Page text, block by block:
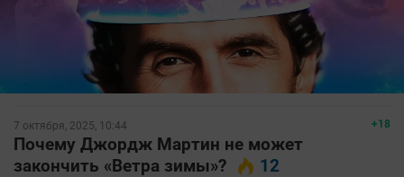
+18
7 октября, 2025, 10:44
Почему Джордж Мартин не может
закончить «Ветра зимы»?
12